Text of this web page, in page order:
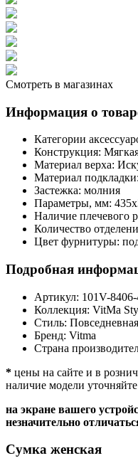
Смотреть в магазинах
Информация о
Категории
Конструкция:
Материал верха:
Материал подкладки:
Застежка: молния
Параметры, мм:
Наличие плечевого
Количество
Цвет фурнитуры:
Подробная
Артикул: 101V-
Коллекция: VitMa
Стиль: Повседневная
Бренд: Vitma
Страна
* цены на сайте и в
наличие модели
на экране вашего
незначительно
Сумка женская